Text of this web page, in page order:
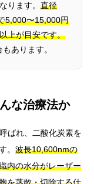
ります。 直径
5,000〜15,000円
上が目安です。
あります。
な治療法か
ばれ、二酸化炭素を
。 波長10,600nmの
内の水分がレーザー